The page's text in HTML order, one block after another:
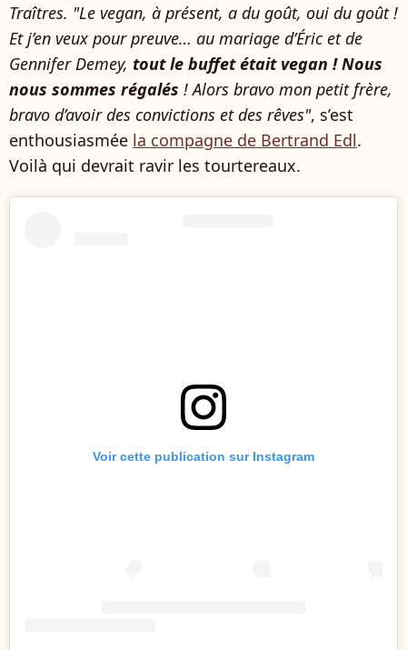
Traîtres. "Le vegan, à présent, a du goût, oui du goût !
Et j’en veux pour preuve… au mariage d’Éric et de
Gennifer Demey, tout le buffet était vegan ! Nous
nous sommes régalés ! Alors bravo mon petit frère,
bravo d’avoir des convictions et des rêves", s’est
enthousiasmée la compagne de Bertrand Edl.
Voilà qui devrait ravir les tourtereaux.
Voir cette publication sur Instagram